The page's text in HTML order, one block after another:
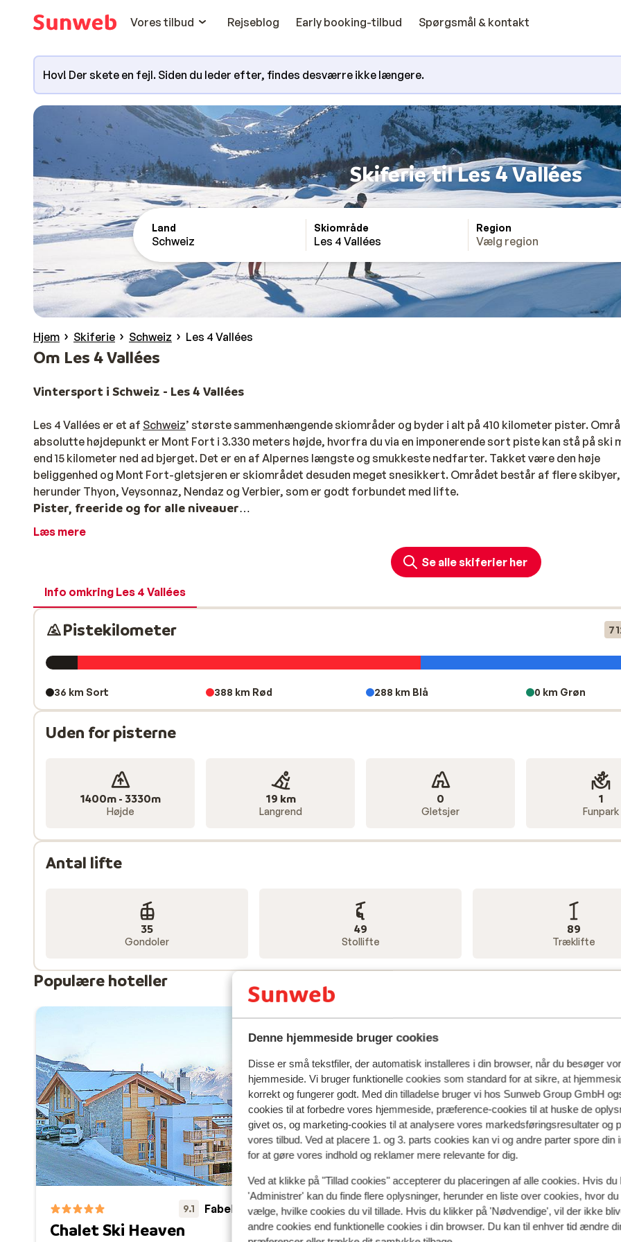
Denne hjemmeside bruger cookies
Disse er små tekstfiler, der automatisk installeres i din browser, når du besøger
hjemmeside. Vi bruger funktionelle cookies som standard for at sikre, at
korrekt og fungerer godt. Med din tilladelse bruger vi hos Sunweb Group GmbH
cookies til at forbedre vores hjemmeside, præference-cookies til at huske de
givet os, og marketing-cookies til at analysere vores markedsføringsresultater og
vores tilbud. Ved at placere 1. og 3. parts cookies kan vi og andre parter spore din
for at gøre vores indhold og reklamer mere relevante for dig.
Ved at klikke på "Tillad cookies" accepterer du placeringen af alle cookies. Hvis du
'Administrer' kan du finde flere oplysninger, herunder en liste over cookies, hvor
vælge, hvilke cookies du vil tillade. Hvis du klikker på 'Nødvendige', vil der ikke
andre cookies end funktionelle cookies i din browser. Du kan til enhver tid ændre
Vores tilbud
Rejseblog Early booking-tilbud Spørgsmål & kontakt
Hov! Der skete en fejl. Siden du leder efter, findes desværre ikke længere.
Skiferie til Les 4 Vallées
Land
Schweiz
Skiområde
Les 4 Vallées
Region
Vælg region
Hjem Skiferie Schweiz Les 4 Vallées
Om Les 4 Vallées
Vintersport i Schweiz - Les 4 Vallées
Les 4 Vallées er et af Schweiz’ største sammenhængende skiområder og byder i alt på 410 kilometer pister.
absolutte højdepunkt er Mont Fort i 3.330 meters højde, hvorfra du via en imponerende sort piste kan stå på ski
end 15 kilometer ned ad bjerget. Det er en af Alpernes længste og smukkeste nedfarter. Takket være den høje
beliggenhed og Mont Fort-gletsjeren er skiområdet desuden meget snesikkert. Området består af flere skibyer,
herunder Thyon, Veysonnaz, Nendaz og Verbier, som er godt forbundet med lifte.
Pister, freeride og for alle niveauer
meget familie- og begyndervenlige med mange blå og røde pister samt gode skiskoler. Nendaz og Verbier
sig i højere grad til den øvede skiløber med et stort udvalg af røde og sorte pister og omfattende freeride-
Omkring Mont Gelé findes der ingen præparerede pister; dette område er udelukkende for erfarne freeridere
korrekt lavineudstyr. Derudover findes der flere sikrede off-piste-ruter, såsom L’Eteygeon, der starter i
slutter i Val de Dix.
et stort udvalg af barer og klubber, hvor festen kan fortsætte til langt ud på aftenen. Langs pisterne ligger der
desuden mange restauranter, som er perfekte til en afslappet frokost eller en drink i solen. Veysonnaz er
for den kendte nedfart La Piste de l’Ours, som fører direkte ind i byen. Ønsker du også at lave andet end skiløbet
din vinterferie, byder området også på vintervandreruter og kulinariske specialiteter som ostefondue og
Se alle Sunwebs skiferier til Schweiz her
Læs mere
Se alle skiferier her
Info omkring Les 4 Vallées
Pistekilometer
36 km Sort 388 km Rød 288 km Blå 0 km Grøn
Uden for pisterne
1400m - 3330m
Højde
19 km
Langrend
0
Gletsjer
1
Funpark
Antal lifte
35
Gondoler
49
Stollifte
89
Træklifte
Populære hoteller
9.1 Fabelagtig
Chalet Ski Heaven
Hotel Nendaz 4 Vallées
Nendaz Les 4 Vallées Schweiz
Chalet